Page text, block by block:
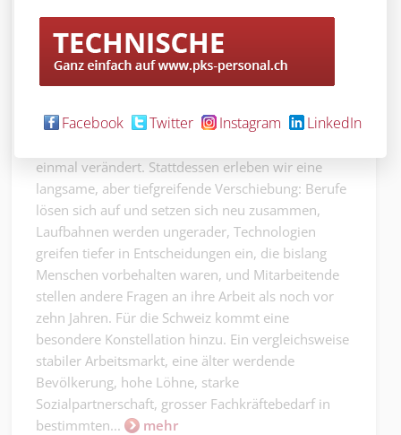
als es auf den ersten Blick scheint. Es gibt keinen
einmal verändert. Stattdessen erleben wir eine
langsame, aber tiefgreifende Verschiebung: Berufe
lösen sich auf und setzen sich neu zusammen,
Laufbahnen werden ungerader, Technologien
greifen tiefer in Entscheidungen ein, die bislang
Menschen vorbehalten waren, und Mitarbeitende
stellen andere Fragen an ihre Arbeit als noch vor
zehn Jahren. Für die Schweiz kommt eine
besondere Konstellation hinzu. Ein vergleichsweise
stabiler Arbeitsmarkt, eine älter werdende
Bevölkerung, hohe Löhne, starke
Sozialpartnerschaft, grosser Fachkräftebedarf in
bestimmten...
mehr
Facebook Twitter Instagram LinkedIn